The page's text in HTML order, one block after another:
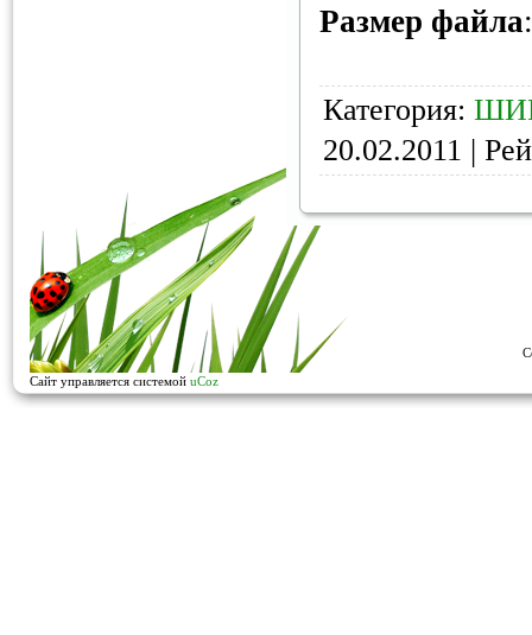
Размер файла
Категория:
20.02.2011 |
Сайт управляется системой uCoz